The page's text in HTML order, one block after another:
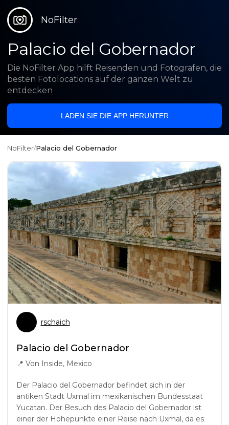
NoFilter
Palacio del Gobernador
Die NoFilter App hilft Reisenden und Fotografen, die
besten Fotolocations auf der ganzen Welt zu
entdecken
LADEN SIE DIE APP HERUNTER
NoFilter/Palacio del Gobernador
rschaich
Palacio del Gobernador
📍 Von Inside, Mexico
Der Palacio del Gobernador befindet sich in der
antiken Stadt Uxmal im mexikanischen Bundesstaat
Yucatan. Der Besuch des Palacio del Gobernador ist
einer der Höhepunkte einer Reise nach Uxmal, da es